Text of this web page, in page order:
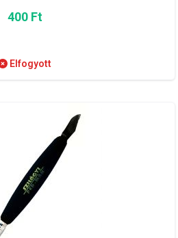
400 Ft
Elfogyott